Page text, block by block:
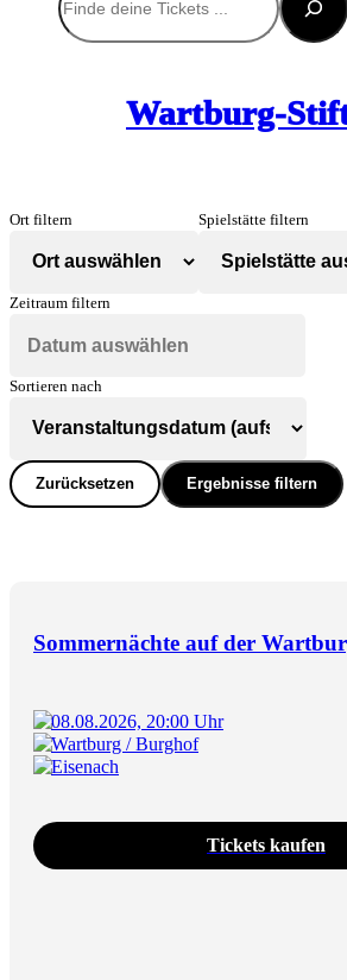
Wartburg-
Ort filtern Spielstätte filtern
Zeitraum filtern
Sortieren nach
Zurücksetzen Ergebnisse filtern
Sommernächte auf der
08.08.2026, 20:00 Uhr
Wartburg / Burghof
Eisenach
Tickets kaufen